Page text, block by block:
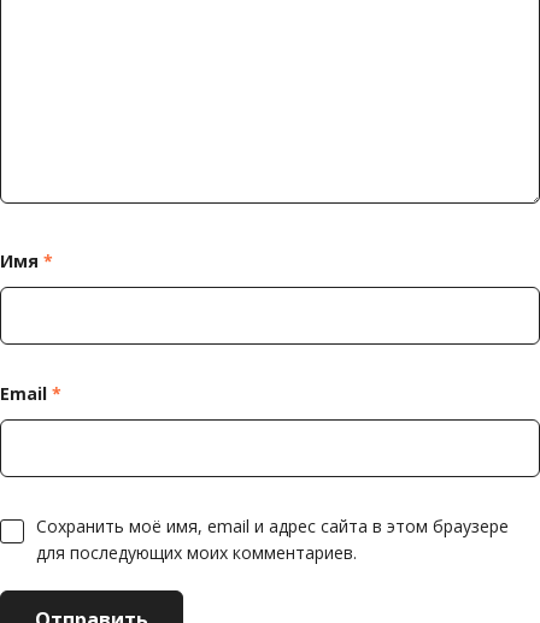
Имя *
Email *
Сохранить моё имя, email и адрес сайта в этом браузере
для последующих моих комментариев.